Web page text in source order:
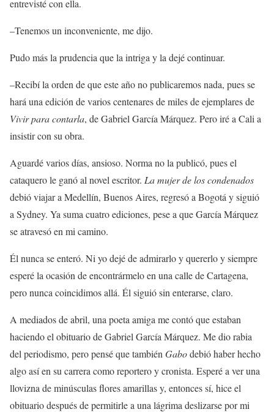
entrevisté con ella.
–Tenemos un inconveniente, me dijo.
Pudo más la prudencia que la intriga y la dejé continuar.
–Recibí la orden de que este año no publicaremos nada, pues se
hará una edición de varios centenares de miles de ejemplares de
Vivir para contarla, de Gabriel García Márquez. Pero iré a Cali a
insistir con su obra.
Aguardé varios días, ansioso. Norma no la publicó, pues el
cataquero le ganó al novel escritor. La mujer de los condenados
debió viajar a Medellín, Buenos Aires, regresó a Bogotá y siguió
a Sydney. Ya suma cuatro ediciones, pese a que García Márquez
se atravesó en mi camino.
Él nunca se enteró. Ni yo dejé de admirarlo y quererlo y siempre
esperé la ocasión de encontrármelo en una calle de Cartagena,
pero nunca coincidimos allá. Él siguió sin enterarse, claro.
A mediados de abril, una poeta amiga me contó que estaban
haciendo el obituario de Gabriel García Márquez. Me dio rabia
del periodismo, pero pensé que también Gabodebió haber hecho
algo así en su carrera como reportero y cronista. Esperé a ver una
llovizna de minúsculas flores amarillas y, entonces sí, hice el
obituario después de permitirle a una lágrima deslizarse por mi